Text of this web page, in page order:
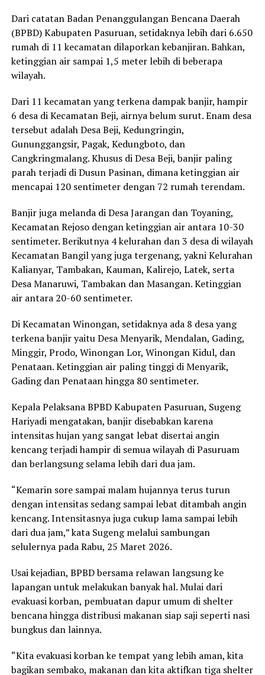
Dari catatan Badan Penanggulangan Bencana Daerah
(BPBD) Kabupaten Pasuruan, setidaknya lebih dari 6.650
rumah di 11 kecamatan dilaporkan kebanjiran. Bahkan,
ketinggian air sampai 1,5 meter lebih di beberapa
wilayah.
Dari 11 kecamatan yang terkena dampak banjir, hampir
6 desa di Kecamatan Beji, airnya belum surut. Enam desa
tersebut adalah Desa Beji, Kedungringin,
Gununggangsir, Pagak, Kedungboto, dan
Cangkringmalang. Khusus di Desa Beji, banjir paling
parah terjadi di Dusun Pasinan, dimana ketinggian air
mencapai 120 sentimeter dengan 72 rumah terendam.
Banjir juga melanda di Desa Jarangan dan Toyaning,
Kecamatan Rejoso dengan ketinggian air antara 10-30
sentimeter. Berikutnya 4 kelurahan dan 3 desa di wilayah
Kecamatan Bangil yang juga tergenang, yakni Kelurahan
Kalianyar, Tambakan, Kauman, Kalirejo, Latek, serta
Desa Manaruwi, Tambakan dan Masangan. Ketinggian
air antara 20-60 sentimeter.
Di Kecamatan Winongan, setidaknya ada 8 desa yang
terkena banjir yaitu Desa Menyarik, Mendalan, Gading,
Minggir, Prodo, Winongan Lor, Winongan Kidul, dan
Penataan. Ketinggian air paling tinggi di Menyarik,
Gading dan Penataan hingga 80 sentimeter.
Kepala Pelaksana BPBD Kabupaten Pasuruan, Sugeng
Hariyadi mengatakan, banjir disebabkan karena
intensitas hujan yang sangat lebat disertai angin
kencang terjadi hampir di semua wilayah di Pasuruam
dan berlangsung selama lebih dari dua jam.
“Kemarin sore sampai malam hujannya terus turun
dengan intensitas sedang sampai lebat ditambah angin
kencang. Intensitasnya juga cukup lama sampai lebih
dari dua jam,” kata Sugeng melalui sambungan
selulernya pada Rabu, 25 Maret 2026.
Usai kejadian, BPBD bersama relawan langsung ke
lapangan untuk melakukan banyak hal. Mulai dari
evakuasi korban, pembuatan dapur umum di shelter
bencana hingga distribusi makanan siap saji seperti nasi
bungkus dan lainnya.
“Kita evakuasi korban ke tempat yang lebih aman, kita
bagikan sembako, makanan dan kita aktifkan tiga shelter